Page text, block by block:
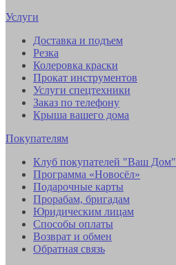
Услуги
Доставка и подъем
Резка
Колеровка краски
Прокат инструментов
Услуги спецтехники
Заказ по телефону
Крыша вашего дома
Покупателям
Клуб покупателей "Ваш Дом"
Программа «Новосёл»
Подарочные карты
Прорабам, бригадам
Юридическим лицам
Способы оплаты
Возврат и обмен
Обратная связь